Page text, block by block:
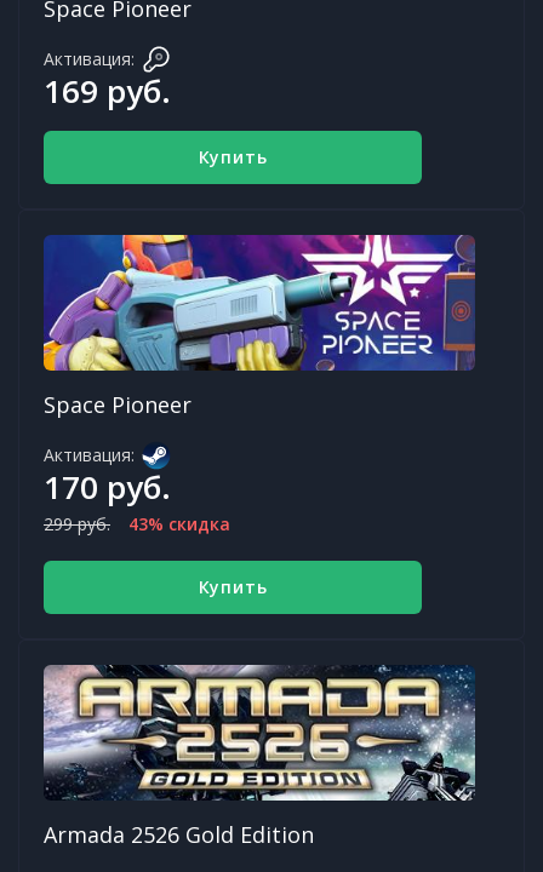
Space Pioneer
Активация:
169 руб.
Купить
Space Pioneer
Активация:
170 руб.
299 руб. 43% скидка
Купить
Armada 2526 Gold Edition